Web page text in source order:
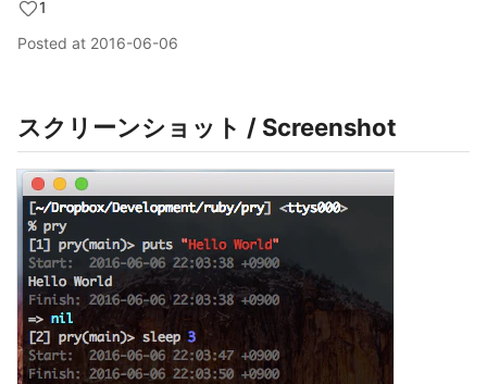
1
Posted at 2016-06-06
スクリーンショット / Screenshot